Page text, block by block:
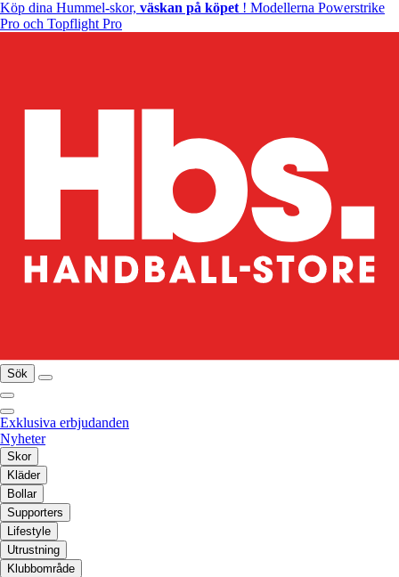
Köp dina Hummel-skor, väskan på köpet ! Modellerna Powerstrike
Pro och Topflight Pro
Sök
Exklusiva erbjudanden
Nyheter
Skor
Kläder
Bollar
Supporters
Lifestyle
Utrustning
Klubbområde